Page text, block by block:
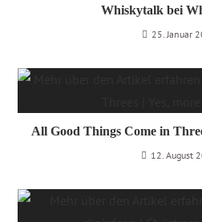
Whiskytalk bei
25. Januar
All Good Things Come in
12. August